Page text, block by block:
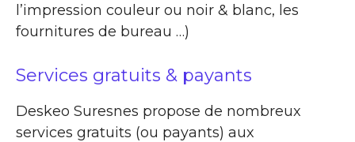
l’impression couleur ou noir & blanc, les
fournitures de bureau …)
Services gratuits & payants
Deskeo Suresnes propose de nombreux
services gratuits (ou payants) aux